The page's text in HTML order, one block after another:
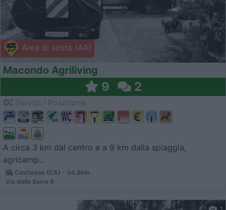
Area di sosta (AA)
Macondo Agriliving
9 2
A circa 3 km dal centro e a 9 km dalla spiaggia,
agricamp...
Castiadas (CA) - 34.8km
Via delle Serre 9